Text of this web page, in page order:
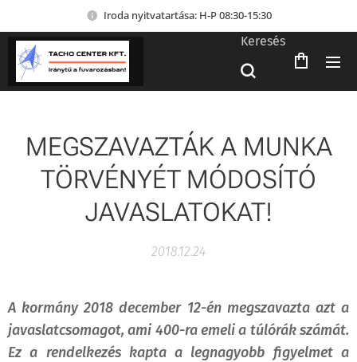
Iroda nyitvatartása: H-P 08:30-15:30
Keresés
MEGSZAVAZTÁK A MUNKA
TÖRVÉNYÉT MÓDOSÍTÓ
JAVASLATOKAT!
2018.12.24
A kormány 2018 december 12-én megszavazta azt a
javaslatcsomagot, ami 400-ra emeli a túlórák számát.
Ez a rendelkezés kapta a legnagyobb figyelmet a